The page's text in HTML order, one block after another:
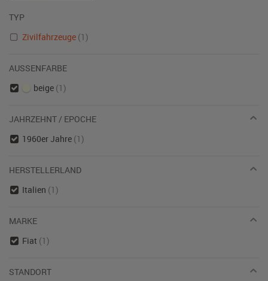
TYP
Zivilfahrzeuge (1)
AUSSENFARBE
beige (1)
JAHRZEHNT / EPOCHE
1960er Jahre (1)
HERSTELLERLAND
Italien (1)
MARKE
Fiat (1)
STANDORT